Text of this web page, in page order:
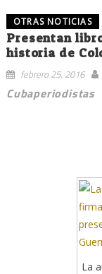
OTRAS NOTICIAS
Presentan
historia de
febrero 25, 2016
Cubaperiodistas
La